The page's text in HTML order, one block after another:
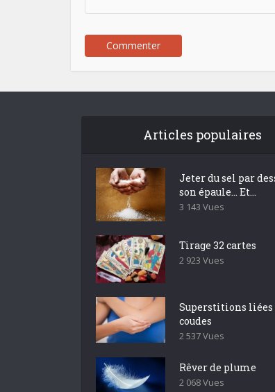
Articles populaires
Jeter du sel par
son épaule… Et...
3 143 Vues
Tirage 32 cartes
2 923 Vues
Superstitions liées
coudes
2 537 Vues
Rêver de plume
2 068 Vues